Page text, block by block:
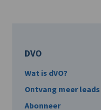
DVO
Wat is dVO?
Ontvang meer leads
Abonneer